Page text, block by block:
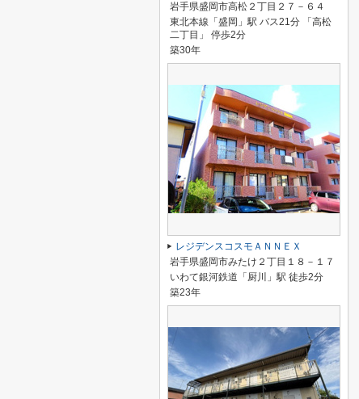
岩手県盛岡市高松２丁目２７－６４
東北本線「盛岡」駅 バス21分 「高松
二丁目」 停歩2分
築30年
レジデンスコスモＡＮＮＥＸ
岩手県盛岡市みたけ２丁目１８－１７
いわて銀河鉄道「厨川」駅 徒歩2分
築23年